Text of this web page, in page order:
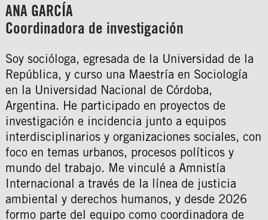
ANA GARCÍA
Coordinadora de investigación
Soy socióloga, egresada de la Universidad de la
República, y curso una Maestría en Sociología
en la Universidad Nacional de Córdoba,
Argentina. He participado en proyectos de
investigación e incidencia junto a equipos
interdisciplinarios y organizaciones sociales, con
foco en temas urbanos, procesos políticos y
mundo del trabajo. Me vinculé a Amnistía
Internacional a través de la línea de justicia
ambiental y derechos humanos, y desde 2026
formo parte del equipo como coordinadora de